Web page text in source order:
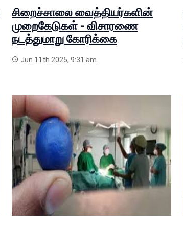
சிறைச்சாலை வைத்தியர்களின்
முறைகேடுகள் - விசாரணை
நடத்துமாறு கோரிக்கை
Jun 11th 2025, 9:31 am